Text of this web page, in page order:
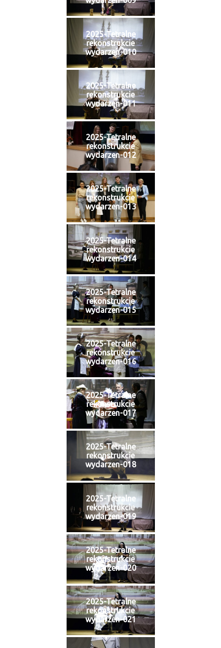
2025-Tetralne
rekonstrukcie
wydarzen-010
2025-Tetralne
rekonstrukcie
wydarzen-011
2025-Tetralne
rekonstrukcie
wydarzen-012
2025-Tetralne
rekonstrukcie
wydarzen-013
2025-Tetralne
rekonstrukcie
wydarzen-014
2025-Tetralne
rekonstrukcie
wydarzen-015
2025-Tetralne
rekonstrukcie
wydarzen-016
2025-Tetralne
rekonstrukcie
wydarzen-017
2025-Tetralne
rekonstrukcie
wydarzen-018
2025-Tetralne
rekonstrukcie
wydarzen-019
2025-Tetralne
rekonstrukcie
wydarzen-020
2025-Tetralne
rekonstrukcie
wydarzen-021